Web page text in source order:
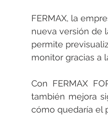
FERMAX, la
nueva versión de
permite
monitor gracias a
Con FERMAX
también mejora
cómo quedaría el